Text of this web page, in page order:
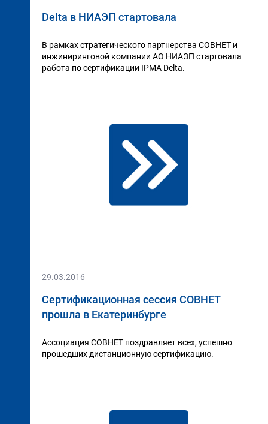
Delta в НИАЭП стартовала
В рамках стратегического партнерства СОВНЕТ и
инжиниринговой компании АО НИАЭП стартовала
работа по сертификации IPMA Delta.
29.03.2016
Сертификационная сессия СОВНЕТ
прошла в Екатеринбурге
Ассоциация СОВНЕТ поздравляет всех, успешно
прошедших дистанционную сертификацию.